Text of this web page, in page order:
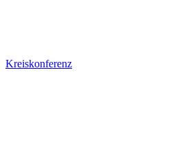
Kreiskonferenz